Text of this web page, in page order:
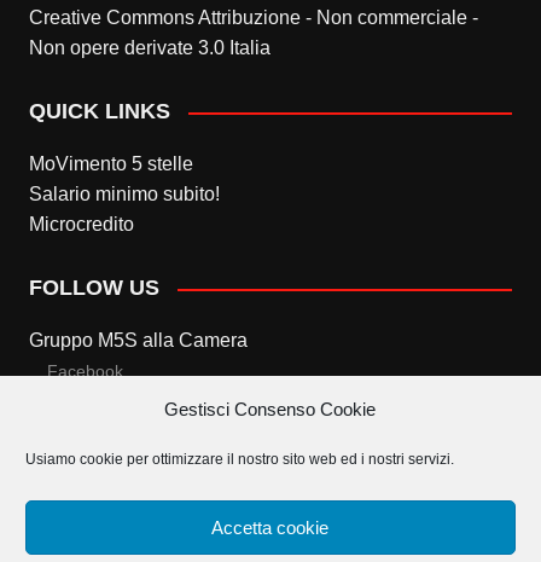
Gestisci Consenso Cookie
Usiamo cookie per ottimizzare il nostro sito web ed i nostri servizi.
Accetta cookie
Creative Commons Attribuzione - Non commerciale -
Non opere derivate 3.0 Italia
QUICK LINKS
MoVimento 5 stelle
Salario minimo subito!
Microcredito
FOLLOW US
Gruppo M5S alla Camera
Facebook
Twitter